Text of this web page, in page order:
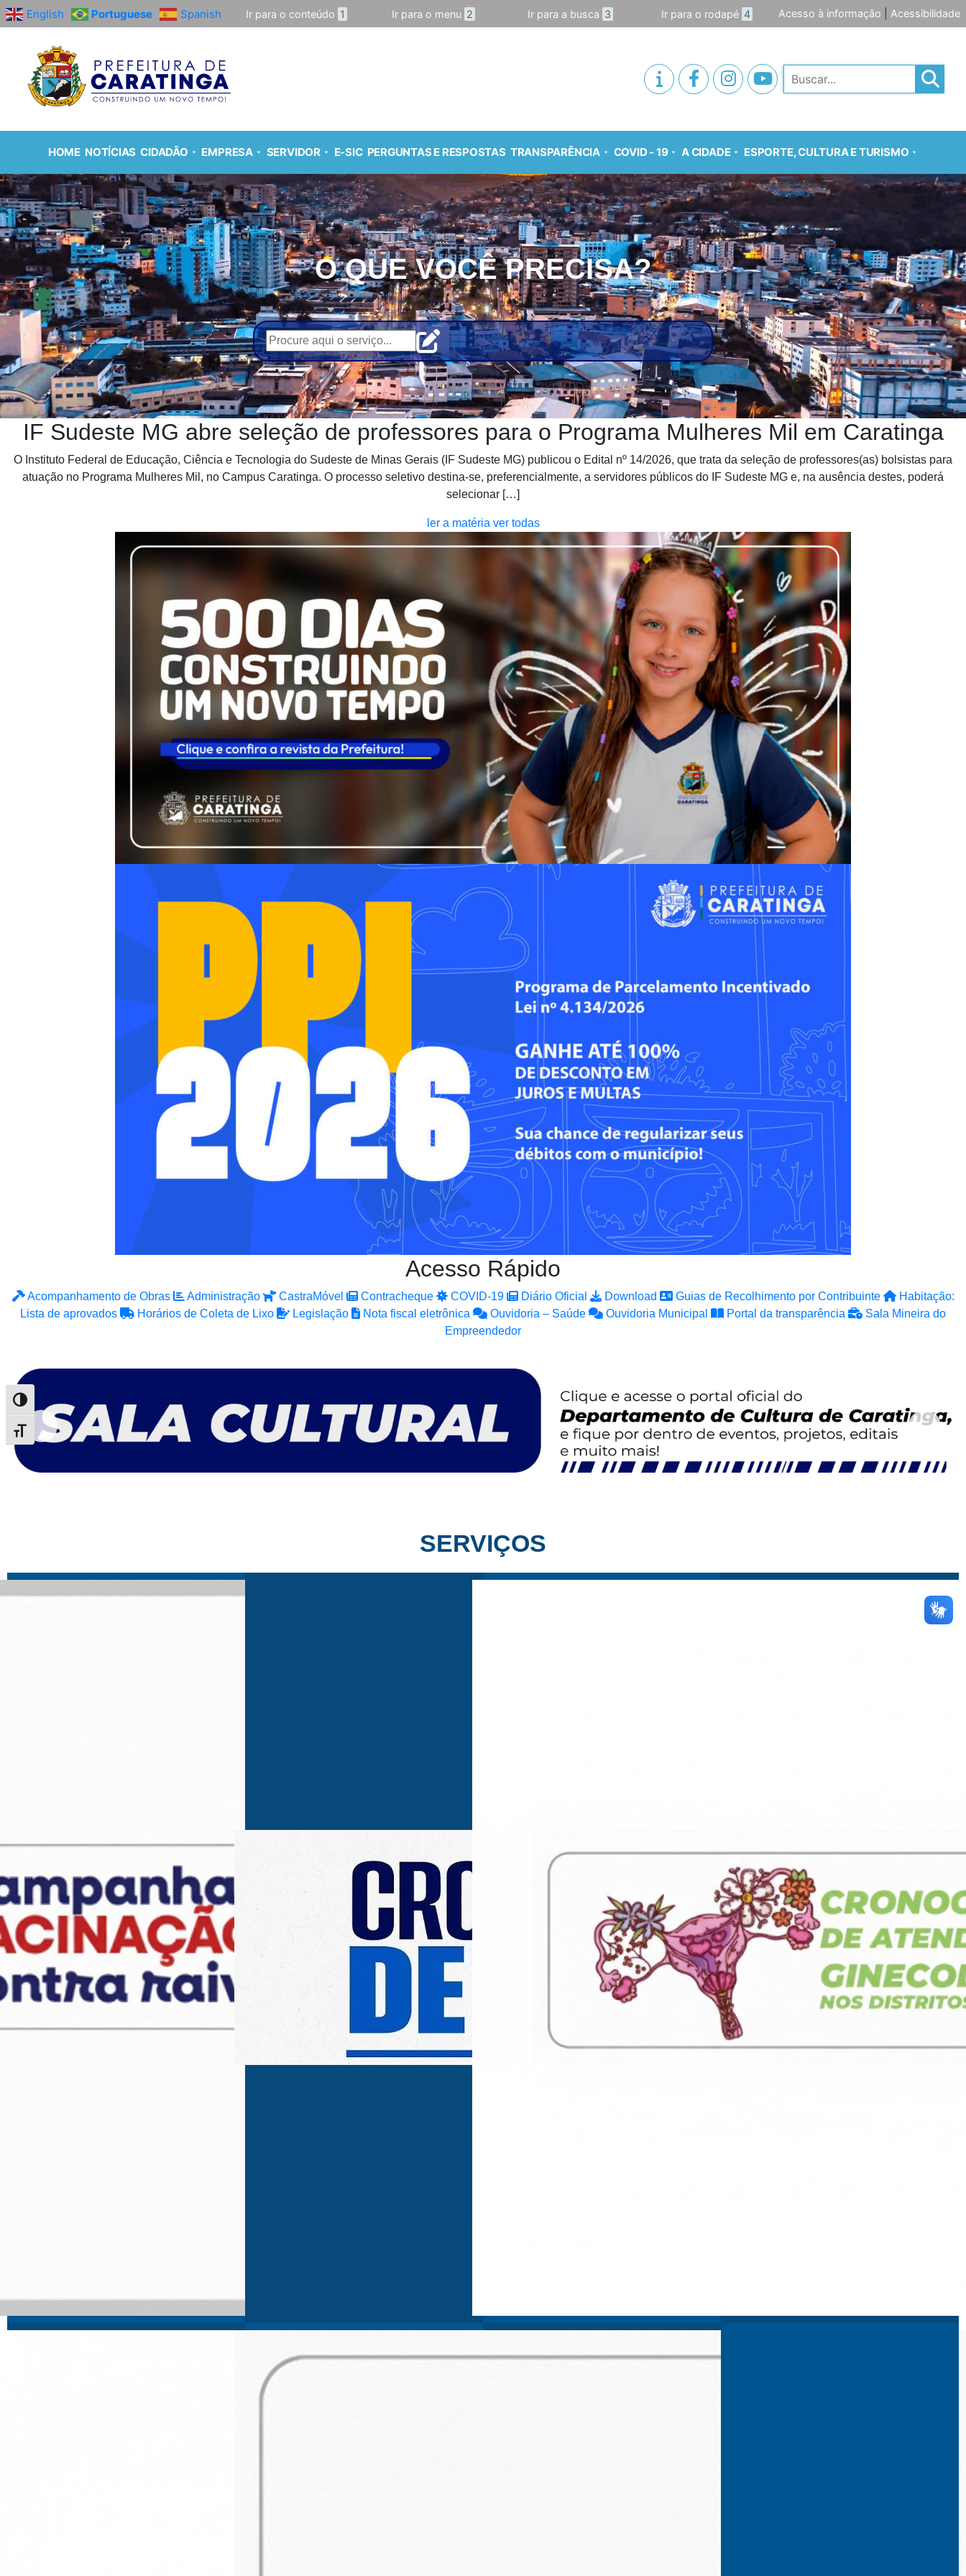
Alternar alto contraste
Alternar tamanho da fonte
English Portuguese Spanish Ir para o conteúdo 1 Ir para o menu 2 Ir para a busca 3 Ir para o rodapé 4 Acesso à informação Acessibilidade
Pesquisar
HOME NOTÍCIAS CIDADÃO EMPRESA SERVIDOR E-SIC PERGUNTAS E RESPOSTAS TRANSPARÊNCIA COVID - 19 A CIDADE ESPORTE, CULTURA E TURISMO
O QUE VOCÊ PRECISA?
IF Sudeste MG abre seleção de professores para o Programa Mulheres Mil em Caratinga
O Instituto Federal de Educação, Ciência e Tecnologia do Sudeste de Minas Gerais (IF Sudeste MG) publicou o Edital nº 14/2026, que trata da seleção de professores(as) bolsistas para
atuação no Programa Mulheres Mil, no Campus Caratinga. O processo seletivo destina-se, preferencialmente, a servidores públicos do IF Sudeste MG e, na ausência destes, poderá
selecionar […]
ler a matéria ver todas
Acesso Rápido
Acompanhamento de Obras Administração CastraMóvel Contracheque COVID-19 Diário Oficial Download Guias de Recolhimento por Contribuinte
Habitação:
Lista de aprovados
Horários de Coleta de Lixo Legislação Nota fiscal eletrônica Ouvidoria – Saúde Ouvidoria Municipal Portal da transparência
Sala Mineira do
Empreendedor
SERVIÇOS